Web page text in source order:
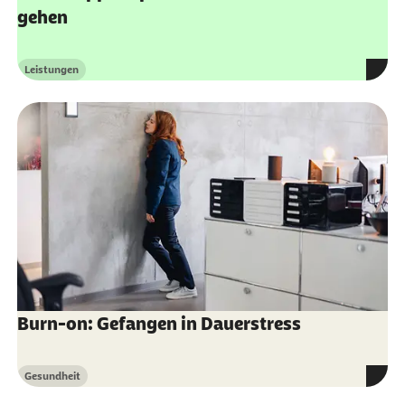
gehen
Kategorie
Leistungen
Burn-on: Gefangen in Dauerstress
Kategorie
Gesundheit